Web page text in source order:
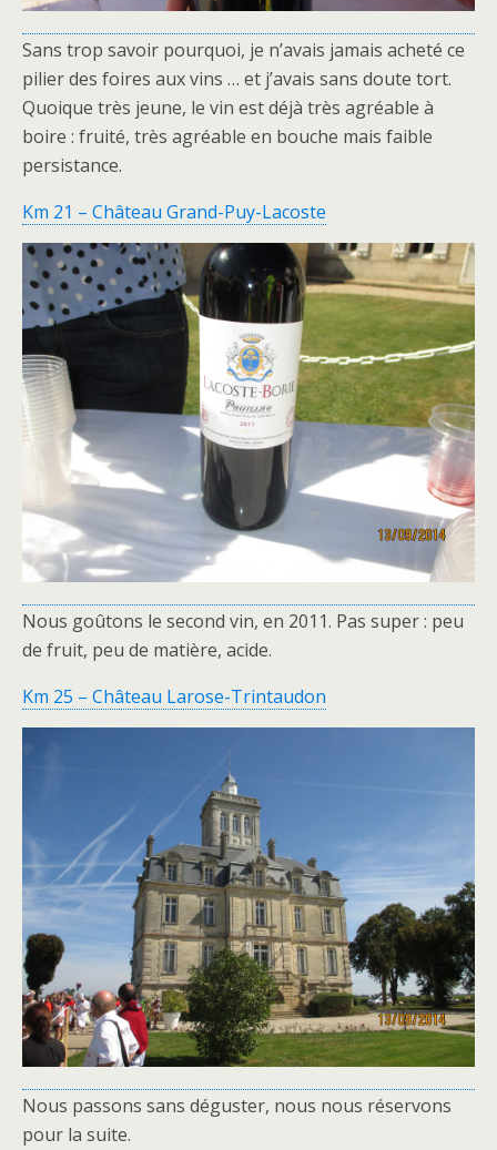
Sans trop savoir pourquoi, je n’avais jamais acheté ce
pilier des foires aux vins … et j’avais sans doute tort.
Quoique très jeune, le vin est déjà très agréable à
boire : fruité, très agréable en bouche mais faible
persistance.
Km 21 – Château Grand-Puy-Lacoste
Nous goûtons le second vin, en 2011. Pas super : peu
de fruit, peu de matière, acide.
Km 25 – Château Larose-Trintaudon
Nous passons sans déguster, nous nous réservons
pour la suite.